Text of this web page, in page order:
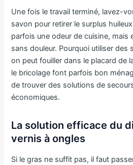
Une fois le travail terminé, lavez-
savon pour retirer le surplus
parfois une odeur de cuisine, mais
sans douleur. Pourquoi utiliser
on peut fouiller dans le placard de
le bricolage font parfois bon
de trouver des solutions de
économiques.
La solution efficace du
vernis à ongles
Si le gras ne suffit pas, il faut